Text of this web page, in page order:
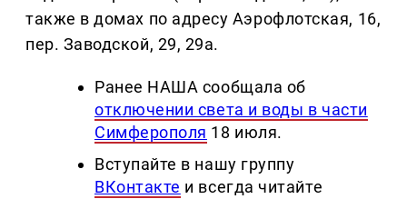
также в домах по адресу Аэрофлотская, 16,
пер. Заводской, 29, 29а.
Ранее НАША сообщала об
отключении света и воды в части
Симферополя 18 июля.
Вступайте в нашу группу
ВКонтакте и всегда читайте